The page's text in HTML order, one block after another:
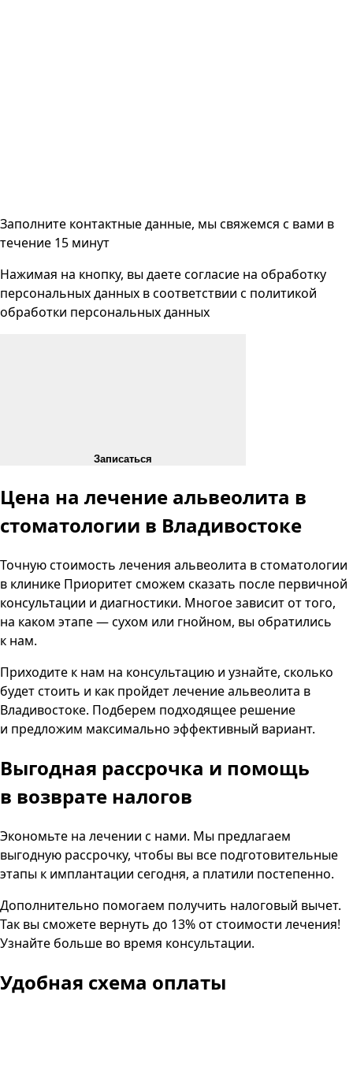
Заполните контактные данные, мы свяжемся с вами в
течение 15 минут
Нажимая на кнопку, вы даете согласие на обработку
персональных данных в соответствии с политикой
обработки персональных данных
Записаться
Цена на лечение альвеолита в
стоматологии в Владивостоке
Точную стоимость лечения альвеолита в стоматологии
в клинике Приоритет сможем сказать после первичной
консультации и диагностики. Многое зависит от того,
на каком этапе — сухом или гнойном, вы обратились
к нам.
Приходите к нам на консультацию и узнайте, сколько
будет стоить и как пройдет лечение альвеолита в
Владивостоке. Подберем подходящее решение
и предложим максимально эффективный вариант.
Выгодная рассрочка и помощь
в возврате налогов
Экономьте на лечении с нами. Мы предлагаем
выгодную рассрочку, чтобы вы все подготовительные
этапы к имплантации сегодня, а платили постепенно.
Дополнительно помогаем получить налоговый вычет.
Так вы сможете вернуть до 13% от стоимости лечения!
Узнайте больше во время консультации.
Удобная схема оплаты